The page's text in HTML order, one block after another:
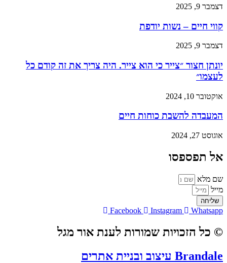
דצמבר 9, 2025
קווי חיים – נשות יודפת
דצמבר 9, 2025
יונתן חצור ״צייר כי הוא צייר. היה צריך את זה קודם כל
לעצמו״
אוקטובר 10, 2024
המעבדה להשבת כוחות חיים
אוגוסט 27, 2024
אל תפספסו
שם מלא
מייל
שליחה
Facebook Instagram Whatsapp
© כל הזכויות שמורות לענת אור מגל
Brandale עיצוב ובניית אתרים